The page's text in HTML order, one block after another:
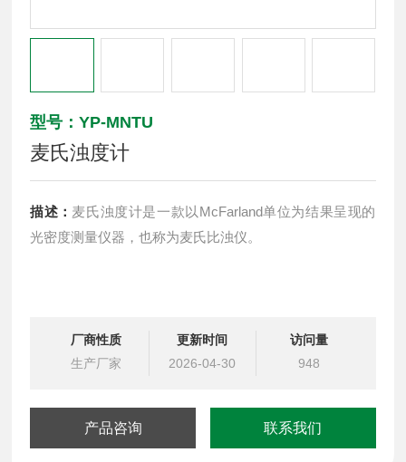
型号：YP-MNTU
麦氏浊度计
描述： 麦氏浊度计是一款以McFarland单位为结果呈现的
光密度测量仪器，也称为麦氏比浊仪。
厂商性质
生产厂家
更新时间
2026-04-30
访问量
948
产品咨询 联系我们